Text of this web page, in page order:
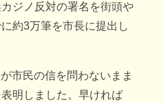
ジノ反対の署名を街頭や
約3万筆を市長に提出し
市民の信を問わないまま
明しました。早ければ